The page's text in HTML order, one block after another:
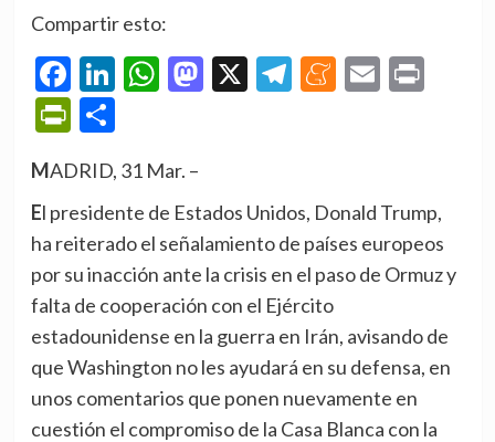
Compartir esto:
Facebook
LinkedIn
WhatsApp
Mastodon
X Telegram
Meneame
Email
PrintFriendly
Compartir
MADRID, 31 Mar. –
El presidente de Estados Unidos, Donald Trump,
ha reiterado el señalamiento de países europeos
por su inacción ante la crisis en el paso de Ormuz y
falta de cooperación con el Ejército
estadounidense en la guerra en Irán, avisando de
que Washington no les ayudará en su defensa, en
unos comentarios que ponen nuevamente en
cuestión el compromiso de la Casa Blanca con la